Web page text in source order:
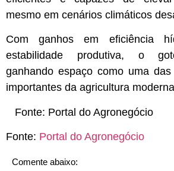
mesmo em cenários climáticos
Com ganhos em eficiência
estabilidade produtiva, o
ganhando espaço como uma
importantes da agricultura
Fonte: Portal do Agronegócio
Fonte: Portal do Agronegócio
Comente abaixo: